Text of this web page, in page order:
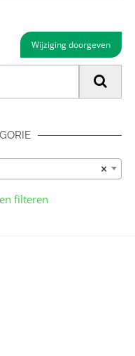
Wijziging doorgeven
×
filteren